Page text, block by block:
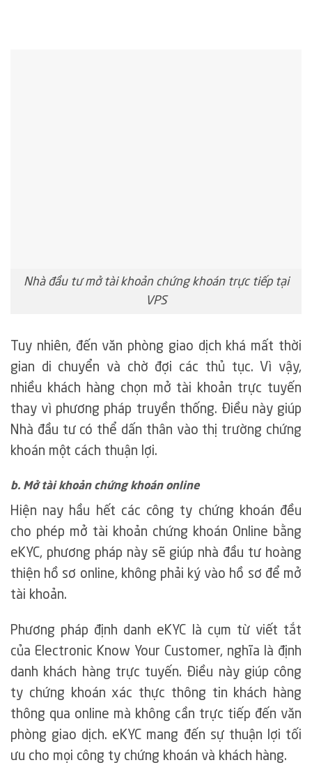
Nhà đầu tư mở tài khoản chứng khoán trực tiếp tại
VPS
Tuy nhiên, đến văn phòng giao dịch khá mất thời
gian di chuyển và chờ đợi các thủ tục. Vì vậy,
nhiều khách hàng chọn mở tài khoản trực tuyến
thay vì phương pháp truyền thống. Điều này giúp
Nhà đầu tư có thể dấn thân vào thị trường chứng
khoán một cách thuận lợi.
b. Mở tài khoản chứng khoán online
Hiện nay hầu hết các công ty chứng khoán đều
cho phép mở tài khoản chứng khoán Online bằng
eKYC, phương pháp này sẽ giúp nhà đầu tư hoàng
thiện hồ sơ online, không phải ký vào hồ sơ để mở
tài khoản.
Phương pháp định danh eKYC là cụm từ viết tắt
của Electronic Know Your Customer, nghĩa là định
danh khách hàng trực tuyến. Điều này giúp công
ty chứng khoán xác thực thông tin khách hàng
thông qua online mà không cần trực tiếp đến văn
phòng giao dịch. eKYC mang đến sự thuận lợi tối
ưu cho mọi công ty chứng khoán và khách hàng.